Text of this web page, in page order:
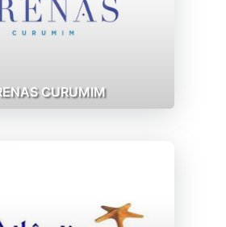
CURUMIM